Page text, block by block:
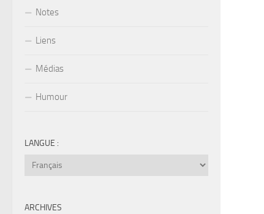
Notes
Liens
Médias
Humour
LANGUE :
ARCHIVES